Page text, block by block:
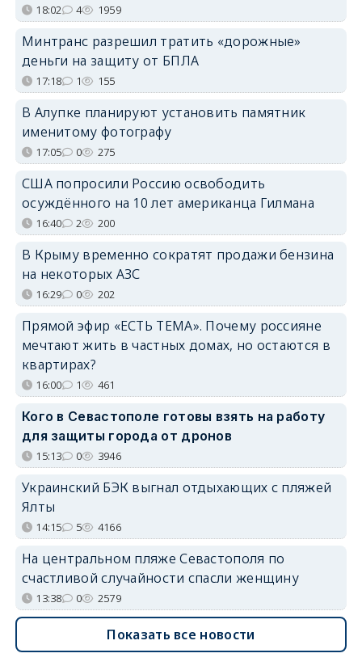
18:02 4 1959
Минтранс разрешил тратить «дорожные»
деньги на защиту от БПЛА
17:18 1 155
В Алупке планируют установить памятник
именитому фотографу
17:05 0 275
США попросили Россию освободить
осуждённого на 10 лет американца Гилмана
16:40 2 200
В Крыму временно сократят продажи бензина
на некоторых АЗС
16:29 0 202
Прямой эфир «ЕСТЬ ТЕМА». Почему россияне
мечтают жить в частных домах, но остаются в
квартирах?
16:00 1 461
Кого в Севастополе готовы взять на работу
для защиты города от дронов
15:13 0 3946
Украинский БЭК выгнал отдыхающих с пляжей
Ялты
14:15 5 4166
На центральном пляже Севастополя по
счастливой случайности спасли женщину
13:38 0 2579
Показать все новости